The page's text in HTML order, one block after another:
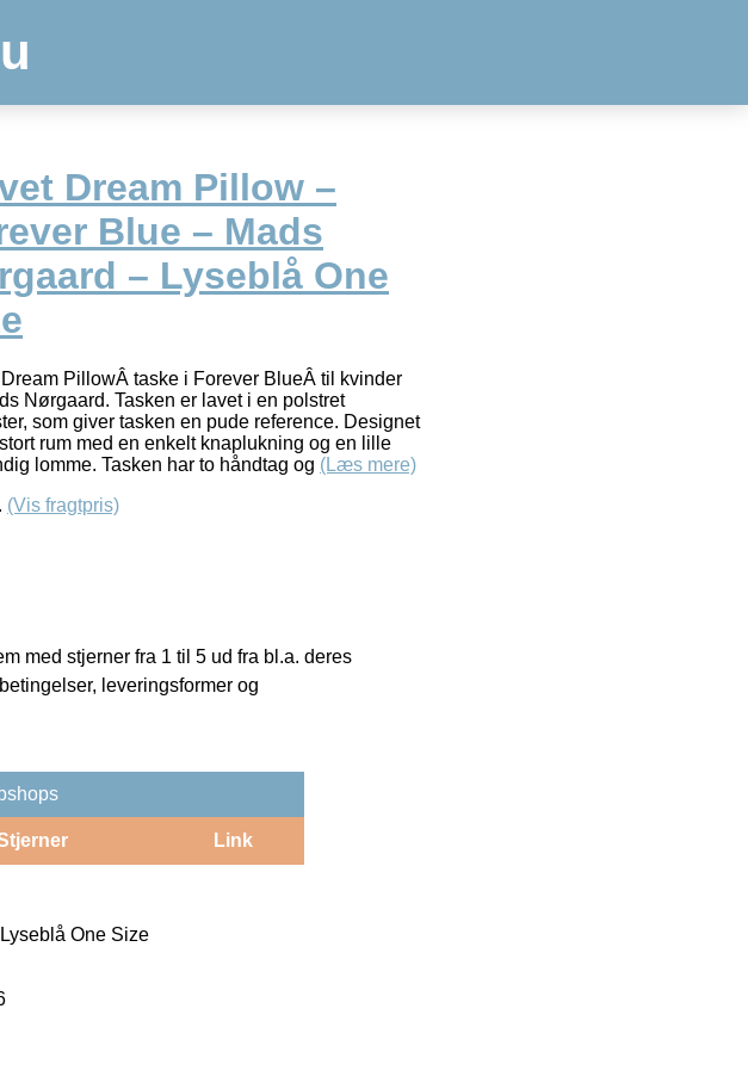
Dream Pillow –
Blue – Mads
– Lyseblå One
PillowÂ taske i Forever BlueÂ til kvinder
Nørgaard. Tasken er lavet i en polstret
som giver tasken en pude reference. Designet
rum med en enkelt knaplukning og en lille
lomme. Tasken har to håndtag og (Læs mere)
(Vis fragtpris)
med stjerner fra 1 til 5 ud fra bl.a. deres
leveringsformer og
Link
One Size